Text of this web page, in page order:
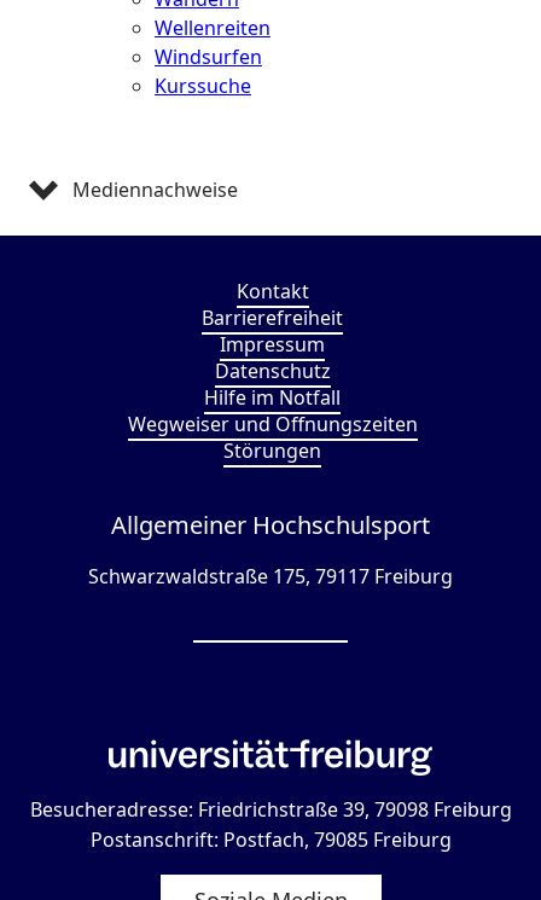
Wellenreiten
Windsurfen
Kurssuche
Mediennachweise
Kontakt
Barrierefreiheit
Impressum
Datenschutz
Hilfe im Notfall
Wegweiser und Öffnungszeiten
Störungen
Allgemeiner Hochschulsport
Schwarzwaldstraße 175, 79117 Freiburg
Besucheradresse: Friedrichstraße 39, 79098 Freiburg
Postanschrift: Postfach, 79085 Freiburg